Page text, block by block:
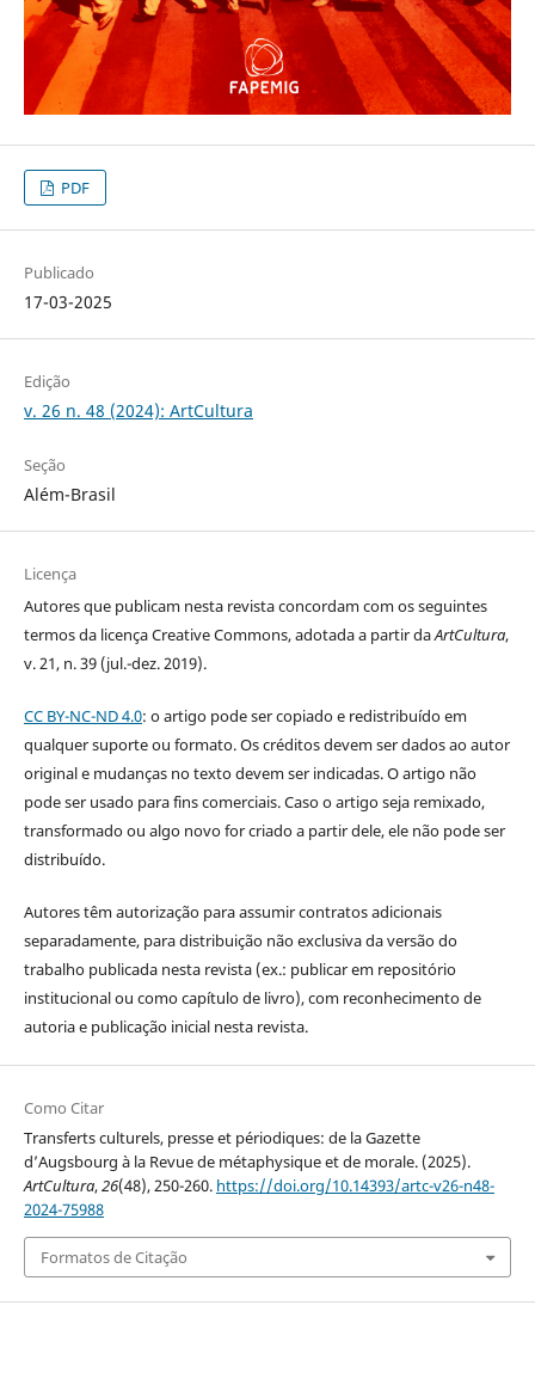
PDF
Publicado
17-03-2025
Edição
v. 26 n. 48 (2024): ArtCultura
Seção
Além-Brasil
Licença
Autores que publicam nesta revista concordam com os seguintes
termos da licença Creative Commons, adotada a partir daArtCultura,
v. 21, n. 39 (jul.-dez. 2019).
CC BY-NC-ND 4.0: o artigo pode ser copiado e redistribuído em
qualquer suporte ou formato. Os créditos devem ser dados ao autor
original e mudanças no texto devem ser indicadas. O artigo não
pode ser usado para fins comerciais. Caso o artigo seja remixado,
transformado ou algo novo for criado a partir dele, ele não pode ser
distribuído.
Autores têm autorização para assumir contratos adicionais
separadamente, para distribuição não exclusiva da versão do
trabalho publicada nesta revista (ex.: publicar em repositório
institucional ou como capítulo de livro), com reconhecimento de
autoria e publicação inicial nesta revista.
Como Citar
Transferts culturels, presse et périodiques: de la Gazette
d’Augsbourg à la Revue de métaphysique et de morale. (2025).
ArtCultura,26(48), 250-260. https://doi.org/10.14393/artc-v26-n48-
2024-75988
Formatos de Citação